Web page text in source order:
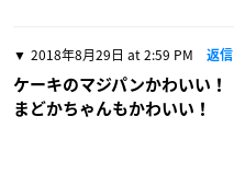
2018年8月29日 at 2:59 PM 返信
ケーキのマジパンかわいい！
まどかちゃんもかわいい！